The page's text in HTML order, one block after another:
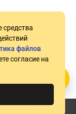
файлов
согласие на
Воскресенье -